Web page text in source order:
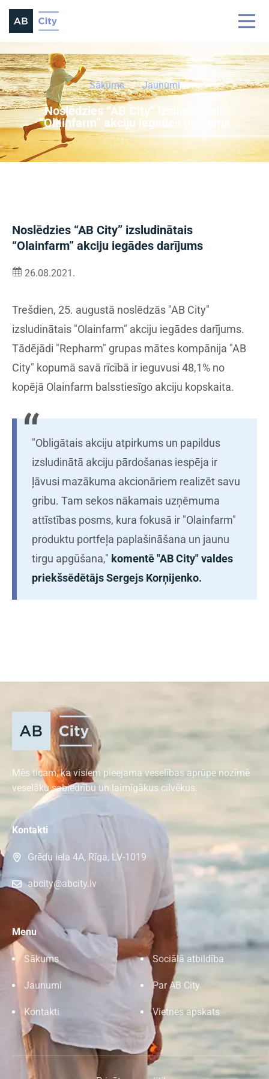
Sākums Jaunumi
Noslēdzies “AB City” izsludinātais
“Olainfarm” akciju iegādes darījums
Noslēdzies “AB City” izsludinātais
“Olainfarm” akciju iegādes darījums
26.08.2021.
Trešdien, 25. augustā noslēdzās "AB City"
izsludinātais "Olainfarm" akciju iegādes darījums.
Tādējādi "Repharm" grupas mātes kompānija "AB
City" kopumā savā rīcībā ir ieguvusi 48,1% no
kopējā Olainfarm balsstiesīgo akciju kopskaita.
"Obligātais akciju atpirkums un papildus
izsludinātā akciju pārdošanas iespēja ir
ļāvusi mazākuma akcionāriem realizēt savu
gribu. Tam sekos nākamais uzņēmuma
attīstības posms, kura fokusā ir "Olainfarm"
produktu portfeļa paplašināšana un jaunu
tirgu apgūšana," komentē "AB City" valdes
priekšsēdētājs Sergejs Korņijenko.
Mēs ticam, ka visiem pieejama veselības aprūpe nozīmē
veselāku sabiedrību un laimīgākus cilvēkus.
Kontakti
Grēdu iela 4A, Rīga, LV-1019
abcity@abcity.lv
Menu
Sākums Sociālā atbildība
Jaunumi Par AB City
Kontakti Vietnes apskats